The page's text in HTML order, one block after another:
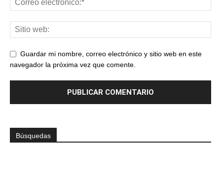
Guardar mi nombre, correo electrónico y sitio web en este
navegador la próxima vez que comente.
Búsquedas